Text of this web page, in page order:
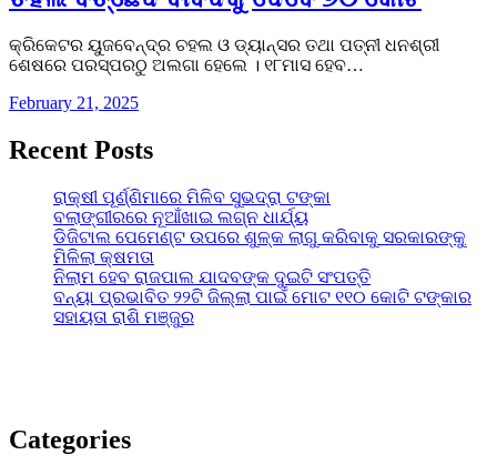
କ୍ରିକେଟର ୟୁଜବେନ୍ଦ୍ର ଚହଲ ଓ ଡ୍ୟାନ୍ସର ତଥା ପତ୍ନୀ ଧନଶ୍ରୀ
ଶେଷରେ ପରସ୍ପରଠୁ ଅଲଗା ହେଲେ । ୧୮ମାସ ହେବ…
February 21, 2025
Recent Posts
ରାକ୍ଷୀ ପୂର୍ଣ୍ଣିମାରେ ମିଳିବ ସୁଭଦ୍ରା ଟଙ୍କା
ବଲାଙ୍ଗୀରରେ ନୂଆଁଖାଇ ଲଗ୍ନ ଧାର୍ଯ୍ୟ
ଡିଜିଟାଲ ପେମେଣ୍ଟ ଉପରେ ଶୁଳ୍କ ଲାଗୁ କରିବାକୁ ସରକାରଙ୍କୁ
ମିଳିଲା କ୍ଷମତା
ନିଲାମ ହେବ ରାଜପାଲ ଯାଦବଙ୍କ ଦୁଇଟି ସଂପତ୍ତି
ବନ୍ୟା ପ୍ରଭାବିତ ୨୨ଟି ଜିଲ୍ଲା ପାଇଁ ମୋଟ ୧୧୦ କୋଟି ଟଙ୍କାର
ସହାୟତା ରାଶି ମଞ୍ଜୁର
Categories